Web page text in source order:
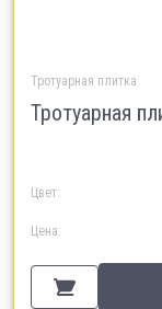
Тротуарная плитка
Тротуарная
Цвет:
Цена: